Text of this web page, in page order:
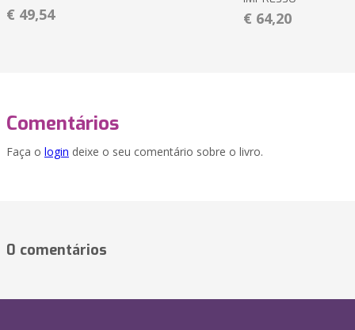
€ 49,54 € 64,20
Comentários
Faça o login deixe o seu comentário sobre o livro.
0 comentários